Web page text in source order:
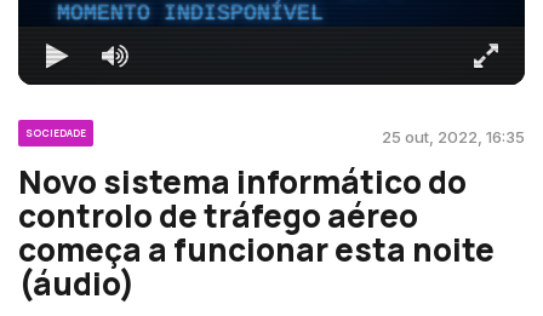
MOMENTO INDISPONÍVEL
SOCIEDADE 25 out, 2022, 16:35
Novo sistema informático do
controlo de tráfego aéreo
começa a funcionar esta noite
(áudio)